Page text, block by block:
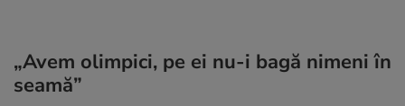
„Avem olimpici, pe ei nu-i bagă nimeni în
seamă”